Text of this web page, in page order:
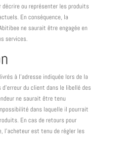
ou représenter les produits
En conséquence, la
ne saurait être engagée en
services.
à l’adresse indiquée lors de la
d’erreur du client dans le libellé des
ne saurait être tenu
dans laquelle il pourrait
En cas de retours pour
l’acheteur est tenu de régler les